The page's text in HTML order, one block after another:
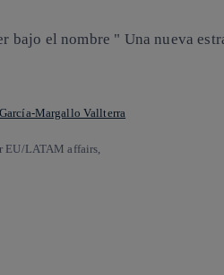
bajo el nombre " Una nueva
Margallo Vallterra
EU/LATAM affairs,